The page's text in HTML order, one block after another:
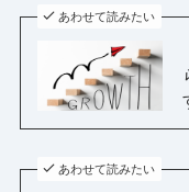
あわせて読みたい
あわせて読みたい